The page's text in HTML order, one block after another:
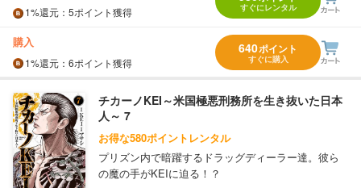
1%還元 ：5ポイント獲得 すぐにレンタル
購入
1%還元 ：6ポイント獲得
640ポイント
すぐに購入
チカーノKEI～米国極悪刑務所を生き抜いた日本
人～ 7
お得な580ポイントレンタル
プリズン内で暗躍するドラッグディーラー達。彼ら
の魔の手がKEIに迫る！？